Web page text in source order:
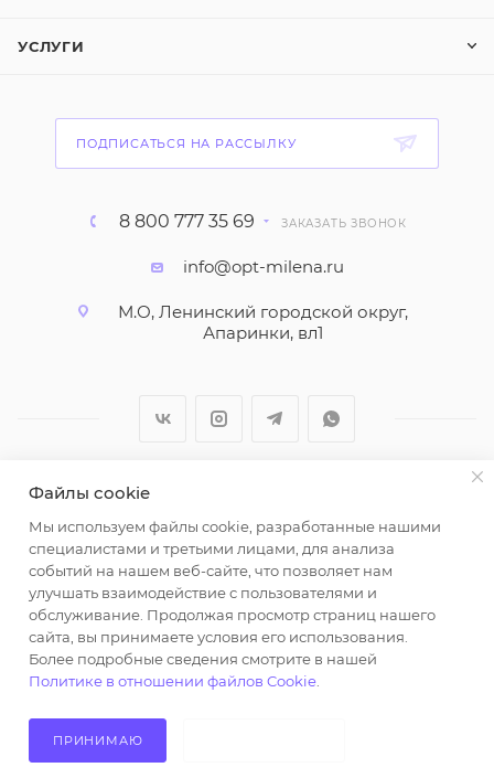
УСЛУГИ
ПОДПИСАТЬСЯ НА РАССЫЛКУ
8 800 777 35 69 ЗАКАЗАТЬ ЗВОНОК
info@opt-milena.ru
М.О, Ленинский городской округ,
Апаринки, вл1
2026 © ООО "Вайт Текстиль групп"
Любая информация на сайте носит справочный
характер и не является публичной офертой
определяемой положениями пункта 2 статьи 437
Гражданского кодекса Российской Федерации.
Использование любых материалов, опубликованных
на https://opt-milena.ru, допустимо только при
наличии письменного разрешения редакции и
активной ссылки на https://opt-milena.ru
Файлы cookie
Мы используем файлы cookie, разработанные нашими
специалистами и третьими лицами, для анализа
событий на нашем веб-сайте, что позволяет нам
улучшать взаимодействие с пользователями и
обслуживание. Продолжая просмотр страниц нашего
сайта, вы принимаете условия его использования.
Более подробные сведения смотрите в нашей
Политике в отношении файлов Cookie
ПРИНИМАЮ